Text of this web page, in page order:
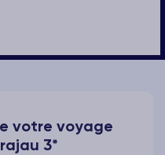
votre voyage
3*